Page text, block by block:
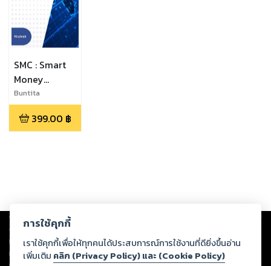
SMC : Smart
Money
Concept
Buntita
Prommolmas,KR
UJEAB399.00 ฿
Copyright © 2026
ต่อผลงานหรือเนื้อหาใดที่อัปโหลดผ่านเว็บไซต์และปรากฏว่าละเมิดสิทธิใน
ทรัพย์สินทางปัญญาของบุคคลอื่นหรือขัดต่อกฎหมายและศีลธรรม ดังนั้น ผู้อ่าน
ทุกท่านโปรดใช้วิจารณญาณในการกลั่นกรองด้วยตนเอง และหากท่านพบว่าส่วน
การใช้คุกกี้
เราใช้คุกกี้เพื่อให้ทุกคนได้ประสบการณ์การใช้งานที่ดียิ่งขึ้นอ่าน
เพิ่มเติม คลิก (Privacy Policy) และ (Cookie Policy)